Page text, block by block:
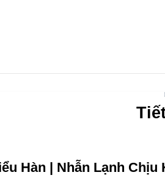
Hàn | Nhẫn Lạnh